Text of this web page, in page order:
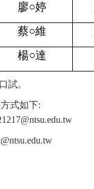
廖○婷
蔡○維
楊○達
試。
式如下: